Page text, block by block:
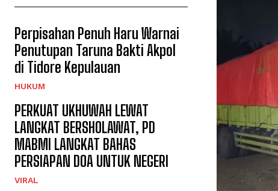
Perpisahan Penuh Haru Warnai
Penutupan Taruna Bakti Akpol
di Tidore Kepulauan
HUKUM
PERKUAT UKHUWAH LEWAT
LANGKAT BERSHOLAWAT, PD
MABMI LANGKAT BAHAS
PERSIAPAN DOA UNTUK NEGERI
VIRAL